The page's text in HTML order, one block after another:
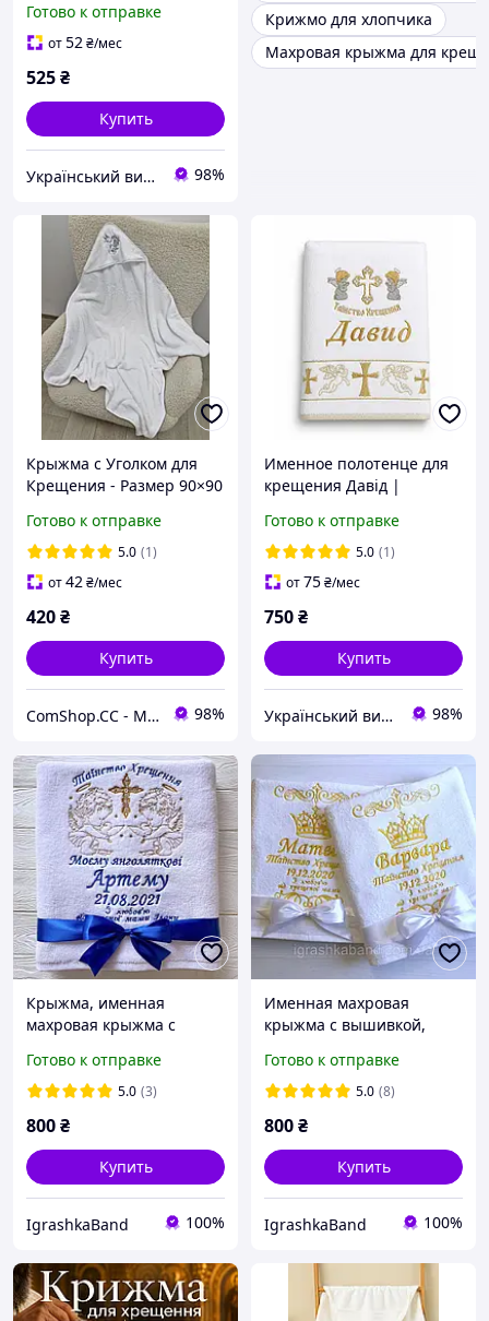
крещения девочки,
крыжма с вышивкой,
Готово к отправке
от52₴/мес
525₴
Купить
Український виробник дитячого одягу "Arisha" 98%
Крижмо для хлопчика
Махровая крыжма для
Крыжма с Уголком для
Крещения - Размер 90×90
Вышивка Ангела - Мягкая
- с Капюшоном
Готово к отправке
5.0 (1)
от42₴/мес
420₴
Купить
ComShop.CC - Магазин ТМ ComShop 98%
Именное полотенце для
крещения Давід |
ангелами и крестом |
Подарок на крестины
Готово к отправке
5.0 (1)
от75₴/мес
750₴
Купить
Український виробник дитячого одягу "Arisha" 98%
Крыжма, именная
махровая крыжма с
Готово к отправке
5.0 (3)
800₴
Купить
IgrashkaBand 100%
Именная махровая
крыжма с вышивкой,
полотенце для крещения
Готово к отправке
5.0 (8)
800₴
Купить
IgrashkaBand 100%